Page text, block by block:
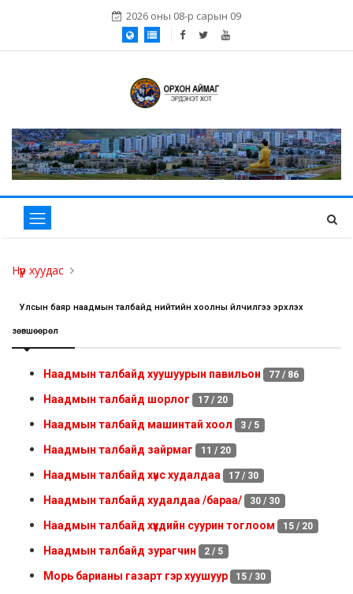
2026 оны 08-р сарын 09
Нүүр хуудас
Улсын баяр наадмын талбайд нийтийн хоолны үйлчилгээ эрхлэх
зөвшөөрөл
Наадмын талбайд хуушуурын павильон 77 / 86
Наадмын талбайд шорлог 17 / 20
Наадмын талбайд машинтай хоол 3 / 5
Наадмын талбайд зайрмаг 11 / 20
Наадмын талбайд хүнс худалдаа 17 / 30
Наадмын талбайд худалдаа /бараа/ 30 / 30
Наадмын талбайд хүүхдийн суурин тоглоом 15 / 20
Наадмын талбайд зурагчин 2 / 5
Морь барианы газарт гэр хуушуур 15 / 30